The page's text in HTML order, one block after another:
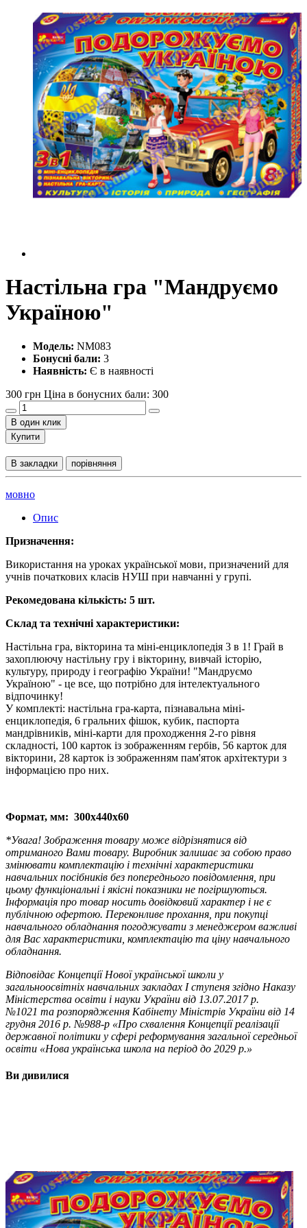
Настільна гра "Мандруємо
Україною"
Модель: NM083
Бонусні бали: 3
Наявність: Є в наявності
300 грн Ціна в бонусних бали: 300
В один клик
Купити
В закладки порівняння
мовно
Опис
Призначення:
Використання на уроках української мови, призначений для
учнiв початкових класiв НУШ при навчанні у групі.
Рекомедована кількість: 5 шт.
Склад та технічні характеристики:
Настільна гра, вікторина та міні-енциклопедія 3 в 1! Грай в
захоплюючу настільну гру і вікторину, вивчай історію,
культуру, природу і географію України! "Мандруємо
Україною" - це все, що потрібно для інтелектуального
відпочинку!
У комплекті: настільна гра-карта, пізнавальна міні-
енциклопедія, 6 гральних фішок, кубик, паспорта
мандрівників, міні-карти для проходження 2-го рівня
складності, 100 карток із зображенням гербів, 56 карток для
вікторини, 28 карток із зображенням пам'яток архітектури з
інформацією про них.
Формат, мм: 300x440x60
*Увага! Зображення товару може відрізнятися від
отриманого Вами товару. Виробник залишає за собою право
змінювати комплектацію і технічні характеристики
навчальних посібників без попереднього повідомлення, при
цьому функціональні і якісні показники не погіршуються.
Інформація про товар носить довідковий характер і не є
публічною офертою. Переконливе прохання, при покупці
навчального обладнання погоджувати з менеджером важливі
для Вас характеристики, комплектацію та ціну навчального
обладнання.
Відповідає Концепції Нової української школи у
загальноосвітніх навчальних закладах I ступеня згідно Наказу
Міністерства освіти і науки України від 13.07.2017 р.
№1021 та розпорядження Кабінету Міністрів України від 14
грудня 2016 р. №988-р «Про схвалення Концепції реалізації
державної політики у сфері реформування загальної середньої
освіти «Нова українська школа на період до 2029 р.»
Ви дивилися